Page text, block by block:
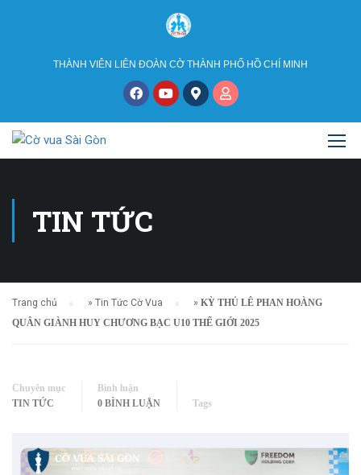
THÀNH VIÊN LIÊN ĐOÀN CỜ THÀNH PHỐ HỒ CHÍ MINH
TIN TỨC
Trang chủ » Tin Tức Cờ Vua » KỲ THỦ LÊ PHAN HOÀNG
QUÂN GIÀNH HUY CHƯƠNG BẠC U10 THẾ GIỚI 2025
Chuyên mục
TIN TỨC
Bình luận
0 BÌNH LUẬN
Tags